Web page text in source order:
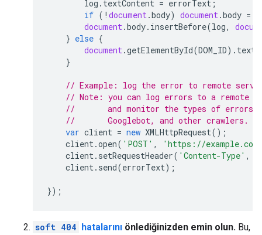
log . textContent = errorText ;
if ( ! document.body) document.body =
document.body. insertBefore(log,
} else {
document.getElementById(DOM_ID).
}
// Example: log the error to remote
// Note: you can log errors to a remote
//       and monitor the types of errors
//       Googlebot, and other crawlers.
var client = new XMLHttpRequest();
client.open( 'POST' ,
'https://
client. setRequestHeader( 'Content-Type' ,
client. send(errorText);
});
soft 404 hatalarını önlediğinizden emin olun. Bu,